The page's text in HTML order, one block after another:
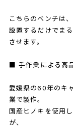
こちらのベンチは
設置するだけでま
させます。
■ 手作業による高
愛媛県の60年のキ
業で製作。
国産ヒノキを使用
が、